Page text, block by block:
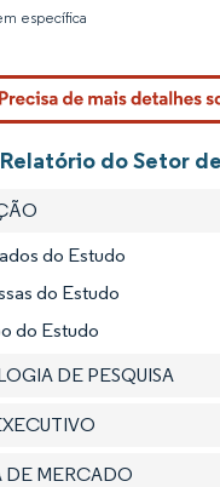
específica
do Setor
do Estudo
do Estudo
do Estudo
DE PESQUISA
DE MERCADO